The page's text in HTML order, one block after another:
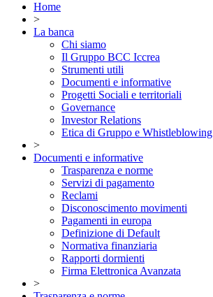
Home
>
La banca
Chi siamo
Il Gruppo BCC Iccrea
Strumenti utili
Documenti e informative
Progetti Sociali e territoriali
Governance
Investor Relations
Etica di Gruppo e Whistleblowing
>
Documenti e informative
Trasparenza e norme
Servizi di pagamento
Reclami
Disconoscimento movimenti
Pagamenti in europa
Definizione di Default
Normativa finanziaria
Rapporti dormienti
Firma Elettronica Avanzata
>